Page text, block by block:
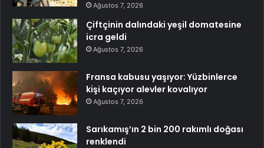
Ağustos 7, 2026
Çiftçinin dalındaki yeşil domatesine
icra geldi
Ağustos 7, 2026
Fransa kabusu yaşıyor: Yüzbinlerce
kişi kaçıyor alevler kovalıyor
Ağustos 7, 2026
Sarıkamış’ın 2 bin 200 rakımlı doğası
renklendi